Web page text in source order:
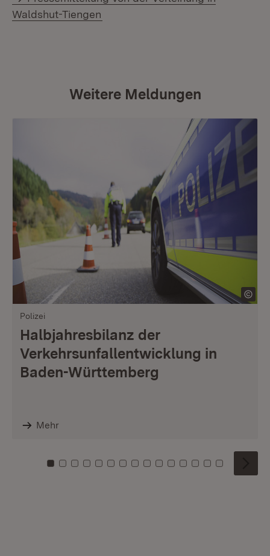
Waldshut-Tiengen
Weitere Meldungen
Polizei
Halbjahresbilanz der
Verkehrsunfallentwicklung in
Baden-Württemberg
Mehr
Zu Kachel: 0
Zu Kachel: 1
Zu Kachel: 2
Zu Kachel: 3
Zu Kachel: 4
Zu Kachel: 5
Zu Kachel: 6
Zu Kachel: 7
Zu Kachel: 8
Zu Kachel: 9
Zu Kachel: 10
Zu Kachel: 11
Zu Kachel: 12
Zu Kachel:
Zu